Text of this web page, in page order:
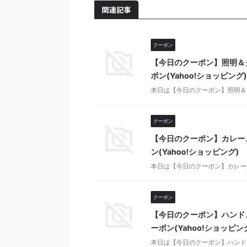
関連記事
クーポン
【今日のクーポン】照明
ポン(Yahoo!ショッピング)
本日は【今日のクーポン】照明
クーポン
【今日のクーポン】カレ
ン(Yahoo!ショッピング)
本日は【今日のクーポン】カレ
クーポン
【今日のクーポン】ハン
ーポン(Yahoo!ショッピン
本日は【今日のクーポン】ハン